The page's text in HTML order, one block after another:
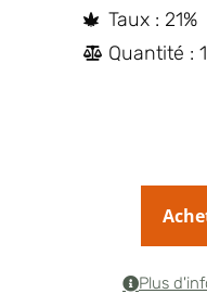
Taux : 21%
Quantité :
Plus